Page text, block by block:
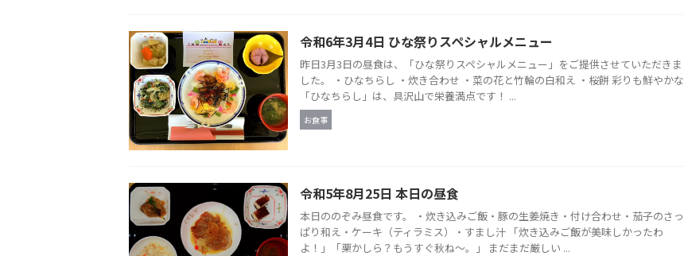
令和6年3月4日 ひな祭りスペシャルメニュー
昨日3月3日の昼食は、「ひな祭りスペシャルメニュー」をご提供させていただきま
した。 ・ひなちらし ・炊き合わせ ・菜の花と竹輪の白和え ・桜餅 彩りも鮮やかな
「ひなちらし」は、具沢山で栄養満点です！ ...
お食事
令和5年8月25日 本日の昼食
本日ののぞみ昼食です。 ・炊き込みご飯・豚の生姜焼き・付け合わせ・茄子のさっ
ぱり和え・ケーキ（ティラミス）・すまし汁 「炊き込みご飯が美味しかったわ
よ！」「栗かしら？もうすぐ秋ね～。」 まだまだ厳しい ...